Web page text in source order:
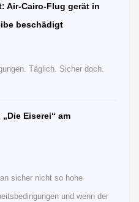
Air-Cairo-Flug gerät in
beschädigt
Täglich. Sicher doch.
Eiserei“ am
sicher nicht so hohe
und wenn der